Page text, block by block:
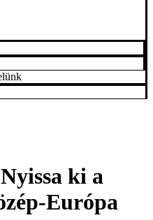
ki a
Európa